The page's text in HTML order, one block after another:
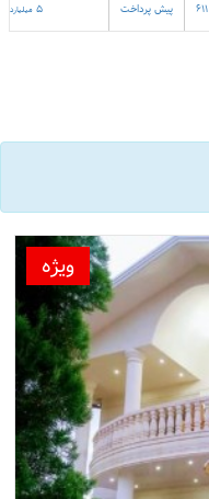
5 میلیارد پیش پرداخت
ویژه